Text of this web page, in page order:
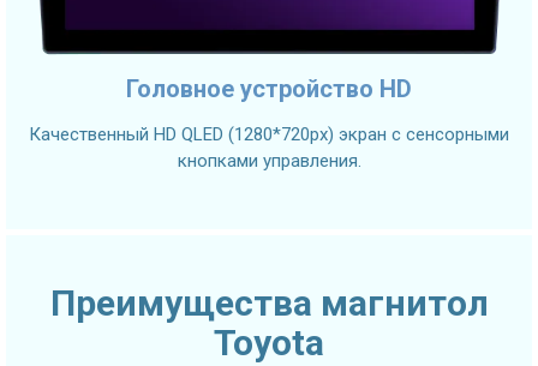
Головное устройство HD
Качественный HD QLED (1280*720px) экран с сенсорными
кнопками управления.
Преимущества магнитол
Toyota